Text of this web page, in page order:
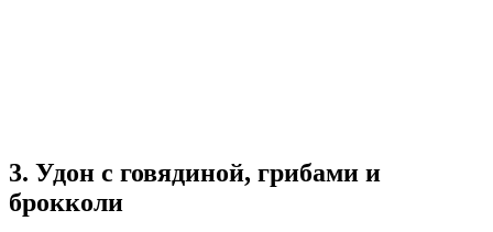
3. Удон с говядиной, грибами и
брокколи